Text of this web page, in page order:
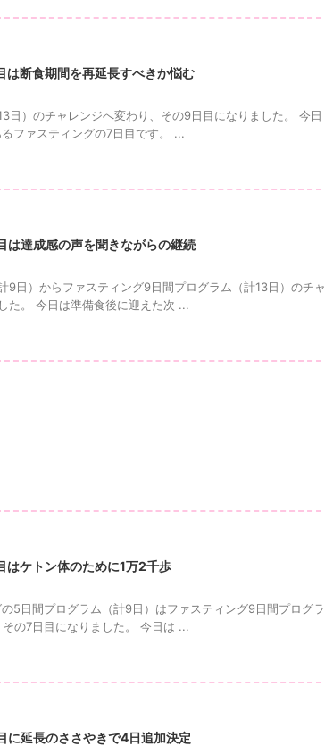
は断食期間を再延長すべきか悩む
日）のチャレンジへ変わり、その9日目になりました。 今日
ファスティングの7日目です。 ...
は達成感の声を聞きながらの継続
9日）からファスティング9日間プログラム（計13日）のチャ
た。 今日は準備食後に迎えた次 ...
はケトン体のために1万2千歩
5日間プログラム（計9日）はファスティング9日間プログラ
の7日目になりました。 今日は ...
に延長のささやきで4日追加決定